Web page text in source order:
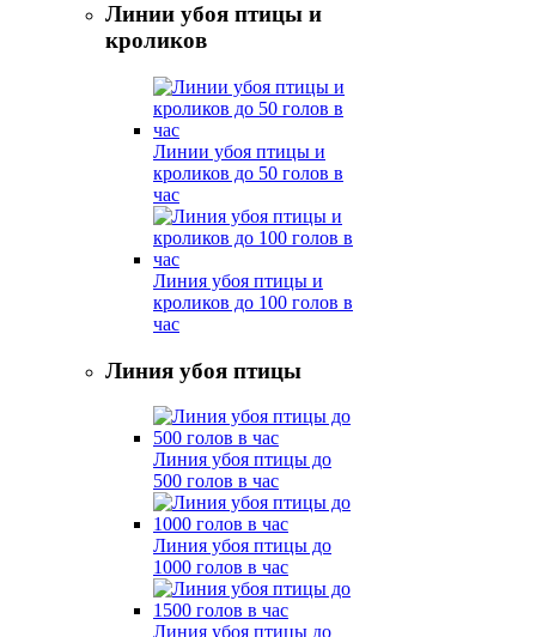
Линии убоя птицы и
кроликов
Линии убоя птицы и
кроликов до 50 голов в
час
Линия убоя птицы и
кроликов до 100 голов в
час
Линия убоя птицы
Линия убоя птицы до
500 голов в час
Линия убоя птицы до
1000 голов в час
Линия убоя птицы до